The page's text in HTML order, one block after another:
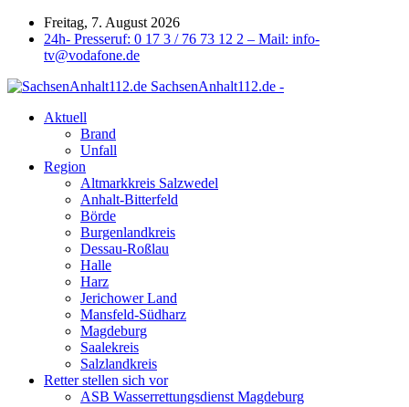
Freitag, 7. August 2026
24h- Presseruf: 0 17 3 / 76 73 12 2 – Mail: info-
tv@vodafone.de
SachsenAnhalt112.de -
Aktuell
Brand
Unfall
Region
Altmarkkreis Salzwedel
Anhalt-Bitterfeld
Börde
Burgenlandkreis
Dessau-Roßlau
Halle
Harz
Jerichower Land
Mansfeld-Südharz
Magdeburg
Saalekreis
Salzlandkreis
Retter stellen sich vor
ASB Wasserrettungsdienst Magdeburg